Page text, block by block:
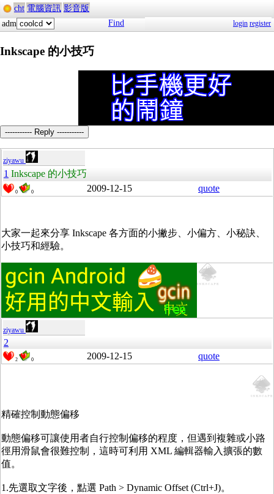
cht 電腦資訊 影音版
adm
Find login register
Inkscape 的小技巧
----------- Reply -----------
ziyawu
1 Inkscape 的小技巧
0 0 2009-12-15 quote
大家一起來分享 Inkscape 各方面的小撇步、小偏方、小秘訣、
小技巧和經驗。
ziyawu
2
2 0 2009-12-15 quote
精確控制動態偏移
動態偏移可讓使用者自行控制偏移的程度，但遇到複雜或小路
徑用滑鼠會很難控制，這時可利用 XML 編輯器輸入擴張的數
值。
1.先選取文字後，點選 Path > Dynamic Offset (Ctrl+J)。